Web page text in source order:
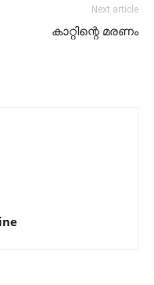
Next article
കാറ്റിന്റെ മരണം